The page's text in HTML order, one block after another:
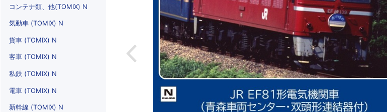
コンテナ類、他(TOMIX) N
気動車 (TOMIX) N
貨車 (TOMIX) N
客車 (TOMIX) N
私鉄 (TOMIX) N
電車 (TOMIX) N
新幹線 (TOMIX) N